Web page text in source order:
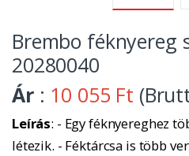
Brembo féknyereg
20280040
Ár : 10 055 Ft
Leírás: - Egy féknyereghez
létezik. - Féktárcsa is több